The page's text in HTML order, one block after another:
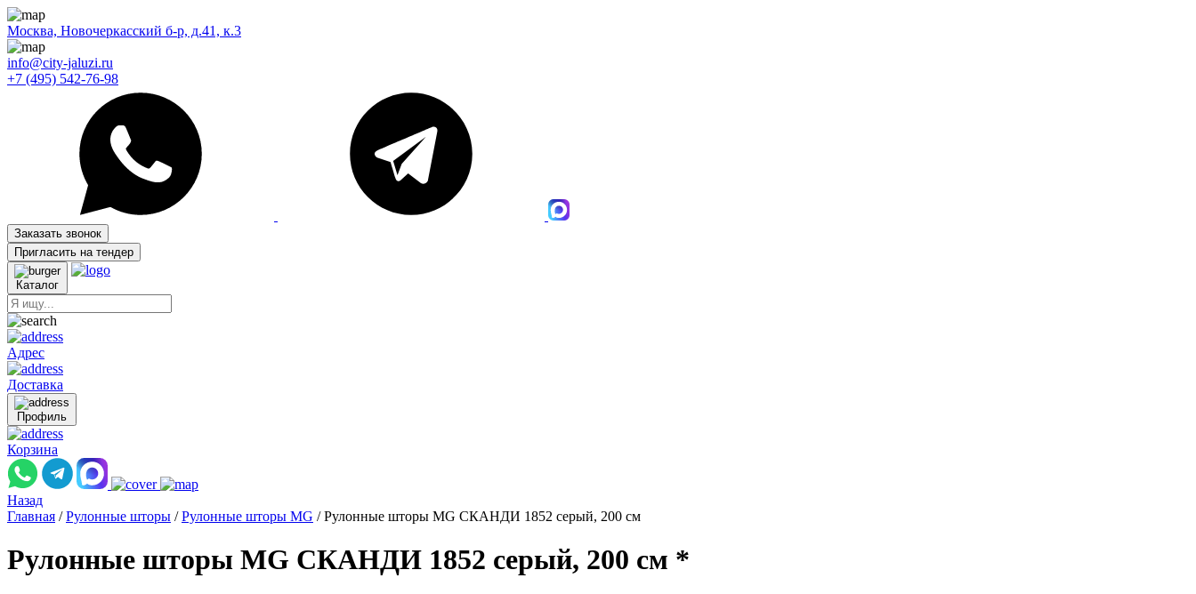
Москва, Новочеркасский б-р, д.41, к.3
info@city-jaluzi.ru
+7 (495) 542-76-98
Заказать звонок
Пригласить на тендер
Каталог
Адрес
Доставка
Профиль
Корзина
Назад
Главная / Рулонные шторы / Рулонные шторы MG / Рулонные шторы MG СКАНДИ 1852 серый, 200 см
Рулонные шторы MG СКАНДИ 1852 серый, 200 см *